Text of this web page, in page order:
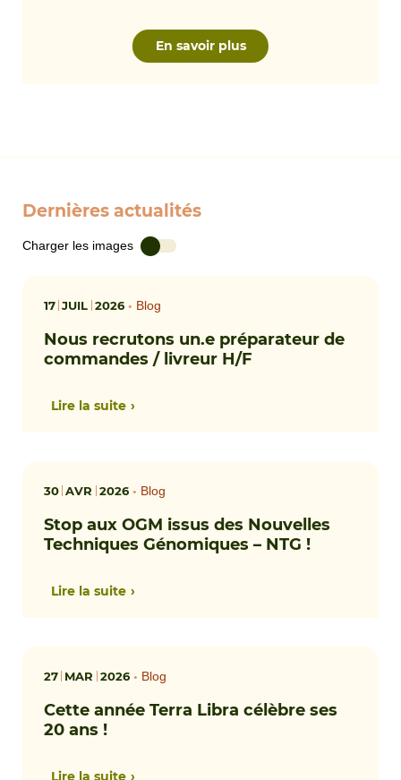
En savoir plus
Dernières actualités
Charger les images
17 JUIL 2026• Blog
Nous recrutons un.e préparateur de
commandes / livreur H/F
Lire la suite
30 AVR 2026• Blog
Stop aux OGM issus des Nouvelles
Techniques Génomiques – NTG !
Lire la suite
27 MAR 2026• Blog
Cette année Terra Libra célèbre ses
20 ans !
Lire la suite